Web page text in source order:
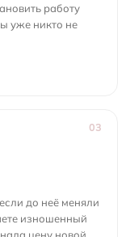
работу
уже никто не
03
до неё меняли
изношенный